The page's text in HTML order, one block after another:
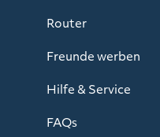
Router
Freunde werben
Hilfe & Service
FAQs